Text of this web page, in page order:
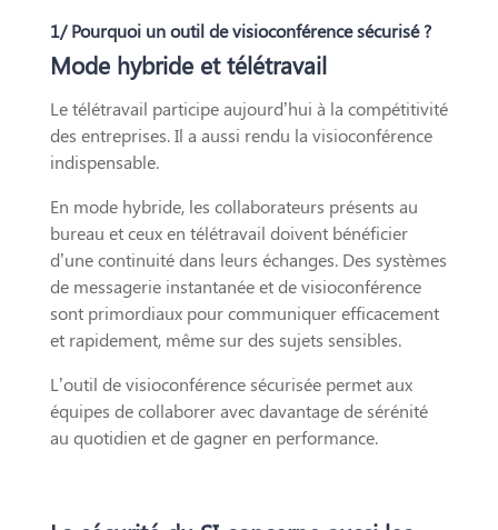
1/ Pourquoi un outil de visioconférence sécurisé ?
Mode hybride et télétravail
Le télétravail participe aujourd’hui à la compétitivité
des entreprises. Il a aussi rendu la visioconférence
indispensable.
En mode hybride, les collaborateurs présents au
bureau et ceux en télétravail doivent bénéficier
d’une continuité dans leurs échanges. Des systèmes
de messagerie instantanée et de visioconférence
sont primordiaux pour communiquer efficacement
et rapidement, même sur des sujets sensibles.
L’outil de visioconférence sécurisée permet aux
équipes de collaborer avec davantage de sérénité
au quotidien et de gagner en performance.